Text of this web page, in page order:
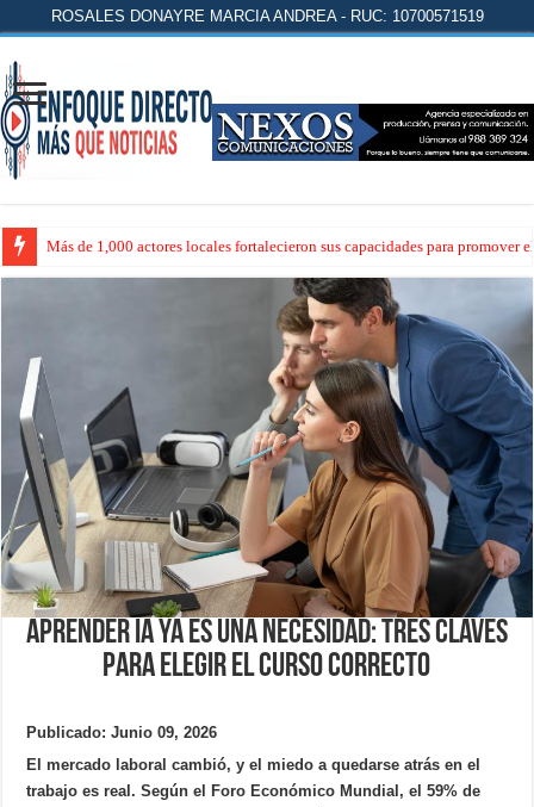
ROSALES DONAYRE MARCIA ANDREA - RUC: 10700571519
Más de 1,000 actores locales fortalecieron sus capacidades para promover
Aprender IA ya es una necesidad: Tres claves
para elegir el curso correcto
Publicado: Junio 09, 2026
El mercado laboral cambió, y el miedo a quedarse atrás en el
trabajo es real. Según el Foro Económico Mundial, el 59% de